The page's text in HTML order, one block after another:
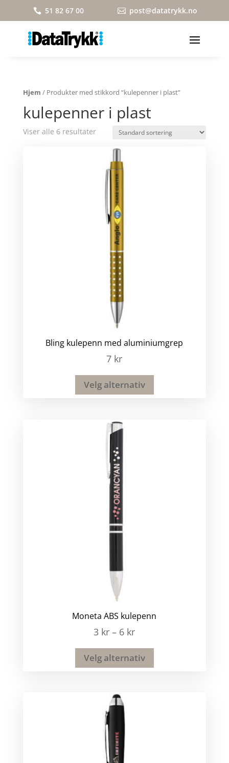
 51 82 67 00  post@datatrykk.no
Hjem / Produkter med stikkord “kulepenner i plast”
kulepenner i plast
Viser alle 6 resultater
Bling kulepenn med aluminiumgrep
7 kr
Velg alternativ
Moneta ABS kulepenn
3 kr – 6 kr
Velg alternativ